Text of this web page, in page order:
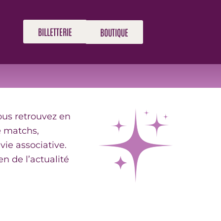
BILLETTERIE BOUTIQUE
retrouvez en
matchs,
associative.
de l’actualité